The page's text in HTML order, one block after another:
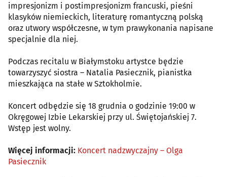
impresjonizm i postimpresjonizm francuski, pieśni
klasyków niemieckich, literaturę romantyczną polską
oraz utwory współczesne, w tym prawykonania napisane
specjalnie dla niej.
Podczas recitalu w Białymstoku artystce będzie
towarzyszyć siostra – Natalia Pasiecznik, pianistka
mieszkająca na stałe w Sztokholmie.
Koncert odbędzie się 18 grudnia o godzinie 19:00 w
Okręgowej Izbie Lekarskiej przy ul. Świętojańskiej 7.
Wstęp jest wolny.
Więcej informacji: Koncert nadzwyczajny – Olga
Pasiecznik